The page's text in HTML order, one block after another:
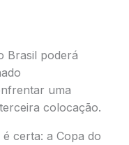
Brasil poderá
uma
colocação.
certa: a Copa do